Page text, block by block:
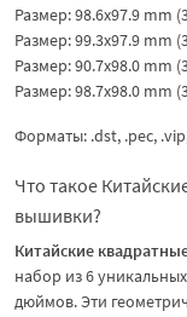
Размер: 98.6x97.9 mm
Размер: 99.3x97.9 mm
Размер: 90.7x98.0 mm
Размер: 98.7x98.0 mm
Форматы: .dst, .pec,
Что такое
вышивки?
Китайские
набор из 6
дюймов. Эти